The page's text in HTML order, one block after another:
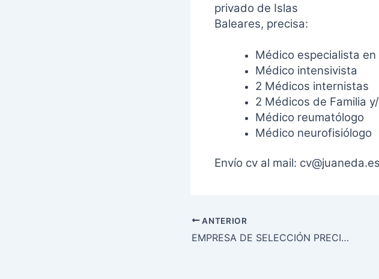
privado de Islas
Baleares, precisa:
Médico especialista
Médico intensivista
2 Médicos internistas
2 Médicos de Familia
Médico reumatólogo
Médico neurofisiólogo
Envío cv al mail: cv@juaneda.es
ANTERIOR
EMPRESA DE SELECCIÓN PRECISA MÉDICO VALORADOR PARA LA VALORACIÓN DE INCAPACIDADES Y SECUELAS, REALIZACIÓN DE PERITAJES MÉDICOS Y ESTUDIOS DE FUNCIONALIDAD (PALMA DE MALLORCA)